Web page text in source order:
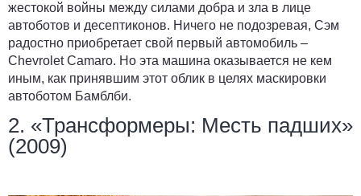
жестокой войны между силами добра и зла в лице
автоботов и десептиконов. Ничего не подозревая, Сэм
радостно приобретает свой первый автомобиль –
Chevrolet Camaro. Но эта машина оказывается не кем
иным, как принявшим этот облик в целях маскировки
автоботом Бамблби.
2. «Трансформеры: Месть падших»
(2009)